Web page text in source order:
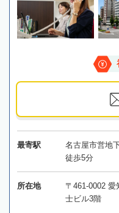
最寄駅
名古屋市営地
徒歩5分
所在地
〒461-0002 愛
士ビル3階